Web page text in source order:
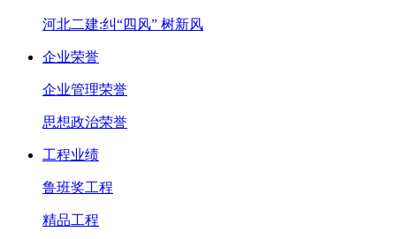
河北二建:纠“四风” 树新风
企业荣誉
企业管理荣誉
思想政治荣誉
工程业绩
鲁班奖工程
精品工程